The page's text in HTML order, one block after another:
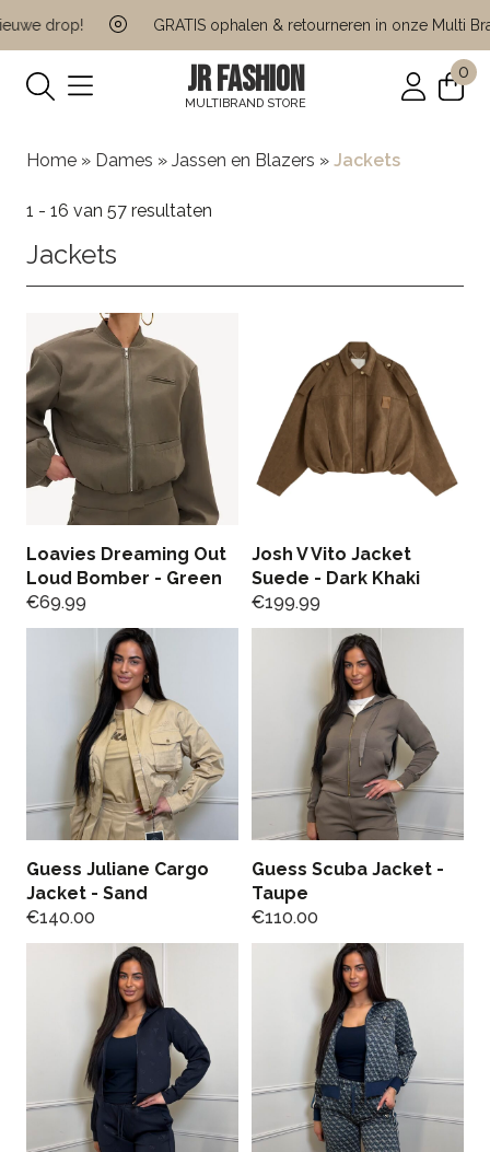
drop! GRATIS ophalen & retourneren in onze Multi Brand
JR FASHION
MULTIBRAND STORE
0
Home » Dames » Jassen en Blazers » Jackets
1 - 16 van 57 resultaten
Jackets
Loavies Dreaming Out
Loud Bomber - Green
€69.99
Josh V Vito Jacket
Suede - Dark Khaki
€199.99
Guess Juliane Cargo
Jacket - Sand
€140.00
Guess Scuba Jacket -
Taupe
€110.00